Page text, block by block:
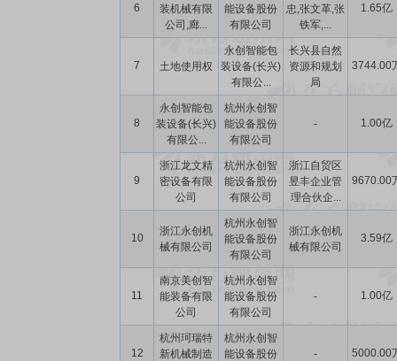
6
装机械有限
公司,廊...
能设备股份
有限公司
忠,张文革,张
铁军,...
1.65亿
7 土地使用权
永创智能包
装设备(长兴)
有限公...
长兴县自然
资源和规划
局
3744.00
8
永创智能包
装设备(长兴)
有限公...
杭州永创智
能设备股份
有限公司
- 1.00亿
9
浙江龙文精
密设备有限
公司
杭州永创智
能设备股份
有限公司
浙江自贸区
昱丰企业管
理合伙企...
9670.00
10
浙江永创机
械有限公司
杭州永创智
能设备股份
有限公司
浙江永创机
械有限公司
3.59亿
11
南京美创智
能装备有限
公司
杭州永创智
能设备股份
有限公司
- 1.00亿
12
杭州珂瑞特
新机械制造
杭州永创智
能设备股份
- 5000.00